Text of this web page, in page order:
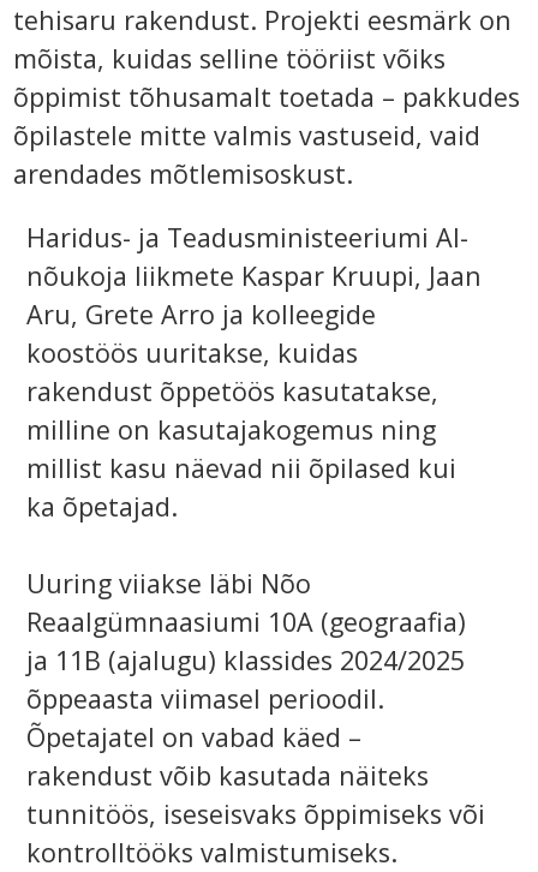
tehisaru rakendust. Projekti eesmärk on
mõista, kuidas selline tööriist võiks
õppimist tõhusamalt toetada – pakkudes
õpilastele mitte valmis vastuseid, vaid
arendades mõtlemisoskust.
Haridus- ja Teadusministeeriumi Al-
nõukoja liikmete Kaspar Kruupi, Jaan
Aru, Grete Arro ja kolleegide
koostöös uuritakse, kuidas
rakendust õppetöös kasutatakse,
milline on kasutajakogemus ning
millist kasu näevad nii õpilased kui
ka õpetajad.
Uuring viiakse läbi Nõo
Reaalgümnaasiumi 10A (geograafia)
ja 11B (ajalugu) klassides 2024/2025
õppeaasta viimasel perioodil.
Õpetajatel on vabad käed –
rakendust võib kasutada näiteks
tunnitöös, iseseisvaks õppimiseks või
kontrolltööks valmistumiseks.